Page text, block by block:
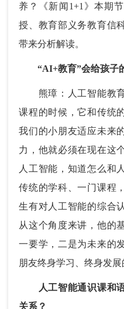
养？《新闻1+1》本期
授、教育部义务教育信
带来分析解读。
“AI+教育”会给孩子
熊璋：人工智能教育
课程的时候，它和传统
我们的小朋友适应未来
力，他就必须在现在这
人工智能，知道怎么和
传统的学科、一门课程
生有对人工智能的综合
从这个角度来讲，他的
一要学，二是为未来的
朋友终身学习、终身发展
人工智能通识课和
关系？